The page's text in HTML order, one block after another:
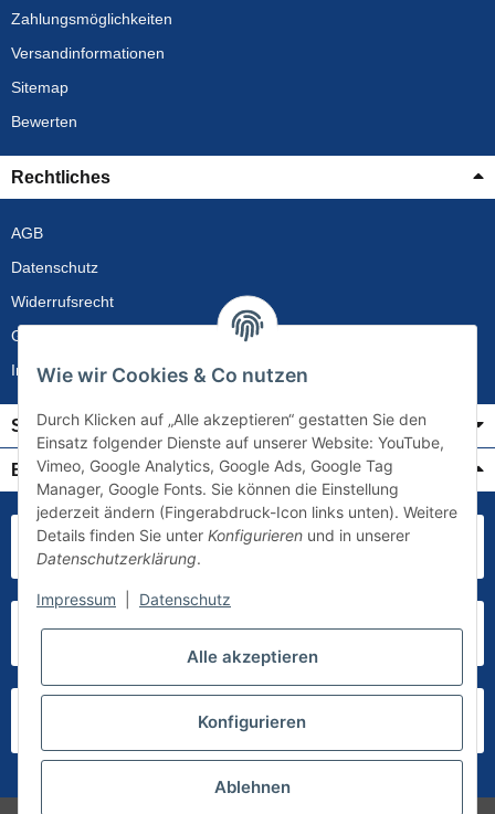
Zahlungsmöglichkeiten
Versandinformationen
Sitemap
Bewerten
Rechtliches
AGB
Datenschutz
Widerrufsrecht
Gewährleistung
Impressum
Service
Bezahlung & Versand
Wie wir Cookies & Co nutzen
Durch Klicken auf „Alle akzeptieren“ gestatten Sie den
Einsatz folgender Dienste auf unserer Website: YouTube,
Vimeo, Google Analytics, Google Ads, Google Tag
Manager, Google Fonts. Sie können die Einstellung
jederzeit ändern (Fingerabdruck-Icon links unten). Weitere
Details finden Sie unter Konfigurieren und in unserer
Datenschutzerklärung.
Impressum Datenschutz
Alle akzeptieren
Konfigurieren
Ablehnen